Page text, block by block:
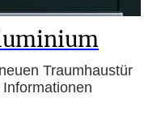
Traumhaustür